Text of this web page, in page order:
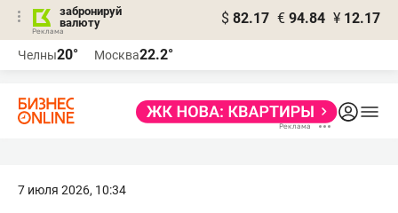
забронируй
валюту
$ 82.17 € 94.84 ¥ 12.17
Челны20° Москва22.2°
7 июля 2026, 10:34